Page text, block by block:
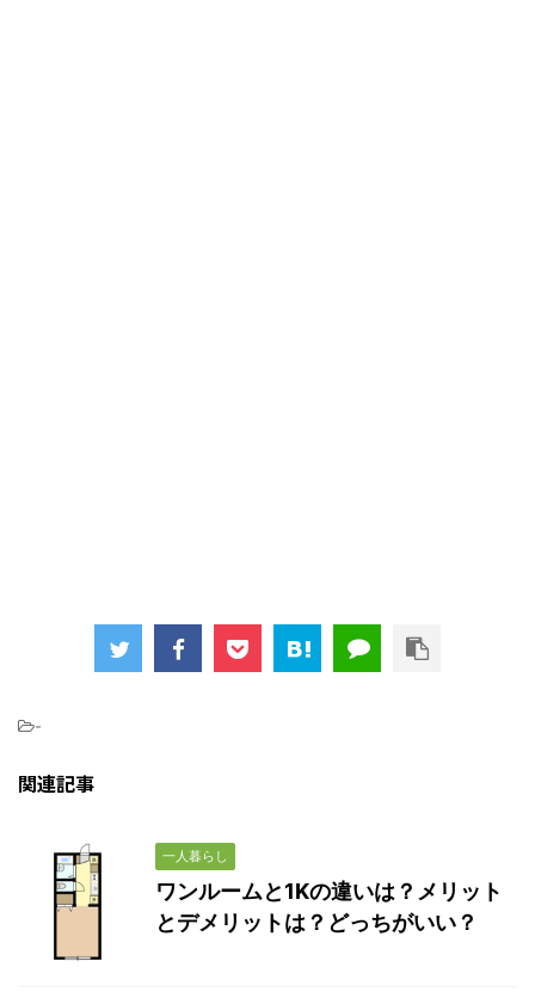
-
関連記事
一人暮らし
ワンルームと1Kの違いは？メリット
とデメリットは？どっちがいい？